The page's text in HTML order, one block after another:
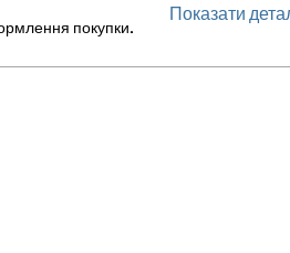
покупки.
Показати